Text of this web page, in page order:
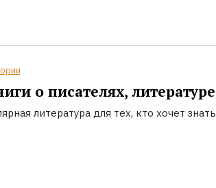
о писателях,
литература для тех, кто хочет